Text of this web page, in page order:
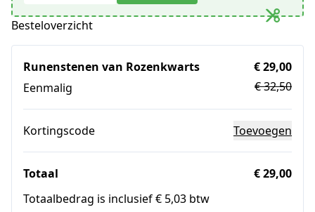
Besteloverzicht
Runenstenen van Rozenkwarts
Eenmalig
€ 29,00
€ 32,50
Kortingscode Toevoegen
Totaal
€ 29,00
Totaalbedrag is inclusief € 5,03 btw